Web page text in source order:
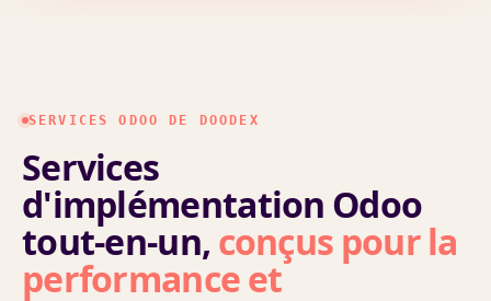
SERVICES ODOO DE DOODEX
Services
d'implémentation Odoo
tout-en-un, conçus pour la
performance et